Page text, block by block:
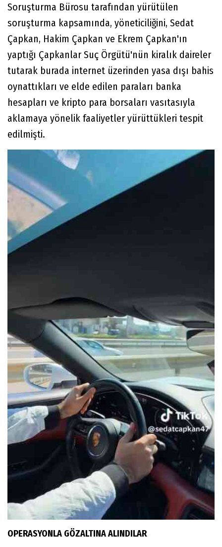
Soruşturma Bürosu tarafından yürütülen
soruşturma kapsamında, yöneticiliğini, Sedat
Çapkan, Hakim Çapkan ve Ekrem Çapkan'ın
yaptığı Çapkanlar Suç Örgütü'nün kiralık daireler
tutarak burada internet üzerinden yasa dışı bahis
oynattıkları ve elde edilen paraları banka
hesapları ve kripto para borsaları vasıtasıyla
aklamaya yönelik faaliyetler yürüttükleri tespit
edilmişti.
OPERASYONLA GÖZALTINA ALINDILAR